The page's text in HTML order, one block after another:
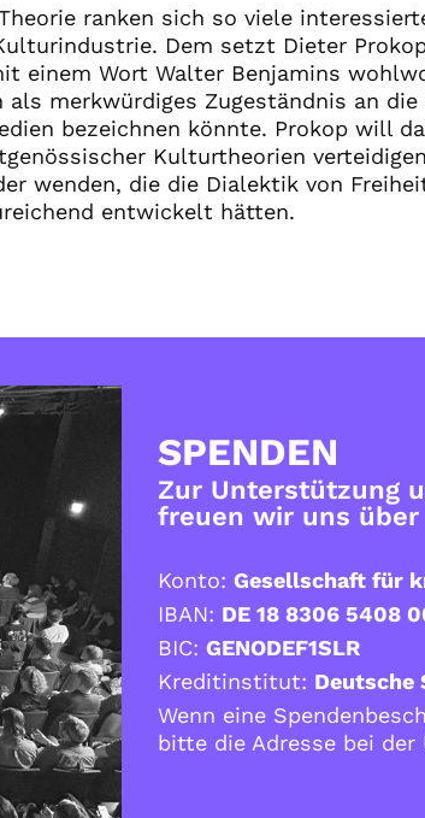
ranken sich so viele
Dem setzt Dieter
einem Wort Walter Benjamins
merkwürdiges Zugeständnis an die
bezeichnen könnte. Prokop will
Kulturtheorien
wenden, die die Dialektik von
entwickelt hätten.
SPENDEN
Zur Unterstützung
freuen wir uns über
Konto: Gesellschaft für
IBAN: DE 18 8306 5408
BIC: GENODEF1SLR
Kreditinstitut: Deutsche
Wenn eine
bitte die Adresse bei der